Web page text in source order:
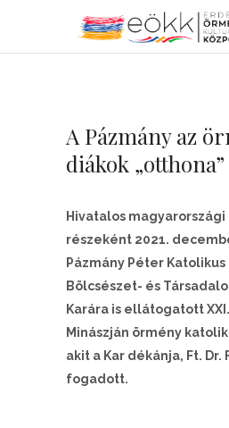
A Pázmány az
diákok „otthona”
Hivatalos
részeként 2021.
Pázmány Péter
Bölcsészet- és
Karára is ellátogatott
Minászján örmény
akit a Kar dékánja, Ft. Dr.
fogadott.